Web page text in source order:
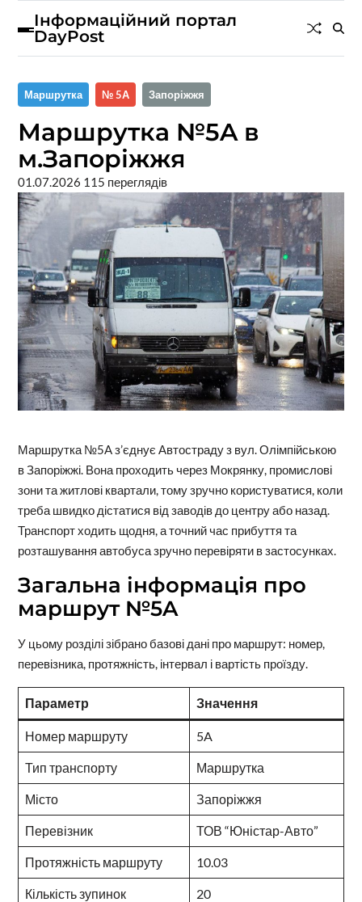
Інформаційний портал
DayPost
Маршрутка № 5А Запоріжжя
Маршрутка №5A в
м.Запоріжжя
01.07.2026 115 переглядів
Маршрутка №5A з’єднує Автостраду з вул. Олімпійською
в Запоріжжі. Вона проходить через Мокрянку, промислові
зони та житлові квартали, тому зручно користуватися, коли
треба швидко дістатися від заводів до центру або назад.
Транспорт ходить щодня, а точний час прибуття та
розташування автобуса зручно перевіряти в застосунках.
Загальна інформація про
маршрут №5A
У цьому розділі зібрано базові дані про маршрут: номер,
перевізника, протяжність, інтервал і вартість проїзду.
Параметр Значення
Номер маршруту 5A
Тип транспорту Маршрутка
Місто Запоріжжя
Перевізник ТОВ “Юністар-Авто”
Протяжність маршруту 10.03
Кількість зупинок 20